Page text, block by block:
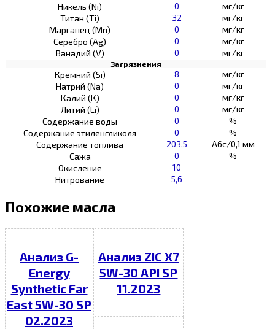
Никель (Ni)
0
мг/кг
Титан (Ti)
32
мг/кг
Марганец (Mn)
0
мг/кг
Серебро (Ag)
0
мг/кг
Ванадий (V)
0 мг/кг
Загрязнения
Кремний (Si) 8
мг/кг
Натрий (Na)
0
мг/кг
Калий (К)
0
мг/кг
Литий (Li)
0
мг/кг
Содержание воды
0
%
Содержание этиленгликоля
0
%
Содержание топлива
203,5
Абс/0,1 мм
Сажа
0
%
Окисление
10
Нитрование
5,6
Похожие масла
Анализ G-
Energy
Synthetic Far
East 5W-30 SP
02.2023
Анализ ZIC X7
5W-30 API SP
11.2023